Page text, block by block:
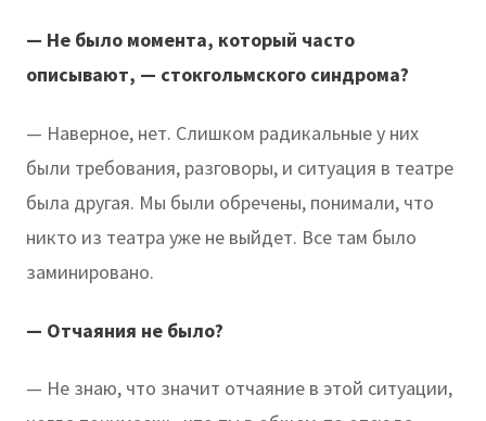
— Не было момента, который часто
описывают, — стокгольмского синдрома?
— Наверное, нет. Слишком радикальные у них
были требования, разговоры, и ситуация в театре
была другая. Мы были обречены, понимали, что
никто из театра уже не выйдет. Все там было
заминировано.
— Отчаяния не было?
— Не знаю, что значит отчаяние в этой ситуации,